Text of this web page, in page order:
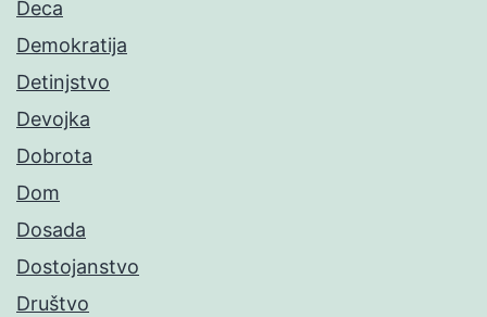
Deca
Demokratija
Detinjstvo
Devojka
Dobrota
Dom
Dosada
Dostojanstvo
Društvo